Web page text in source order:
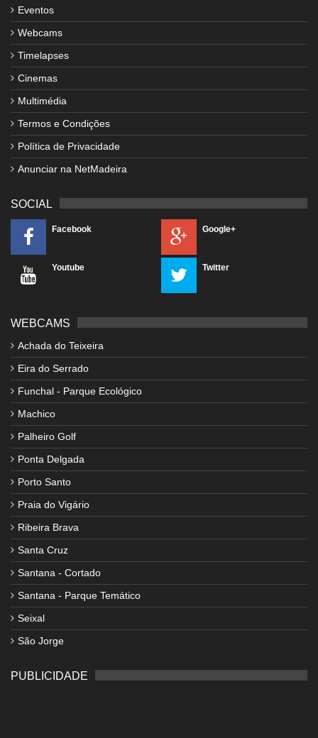
Eventos
Webcams
Timelapses
Cinemas
Multimédia
Termos e Condições
Política de Privacidade
Anunciar na NetMadeira
SOCIAL
Facebook Google+
Youtube Twitter
WEBCAMS
Achada do Teixeira
Eira do Serrado
Funchal - Parque Ecológico
Machico
Palheiro Golf
Ponta Delgada
Porto Santo
Praia do Vigário
Ribeira Brava
Santa Cruz
Santana - Cortado
Santana - Parque Temático
Seixal
São Jorge
PUBLICIDADE